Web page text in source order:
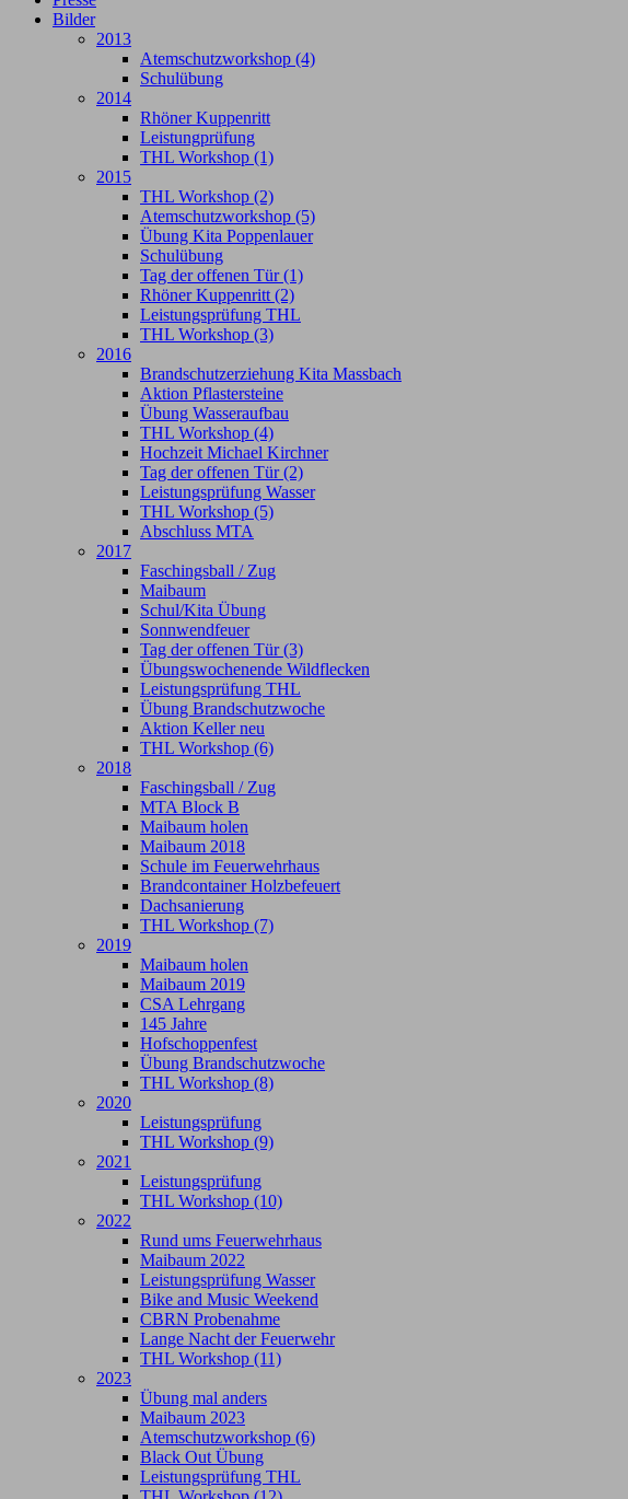
Bilder
2013
Atemschutzworkshop (4)
Schulübung
2014
Rhöner Kuppenritt
Leistungprüfung
THL Workshop (1)
2015
THL Workshop (2)
Atemschutzworkshop (5)
Übung Kita Poppenlauer
Schulübung
Tag der offenen Tür (1)
Rhöner Kuppenritt (2)
Leistungsprüfung THL
THL Workshop (3)
2016
Brandschutzerziehung Kita Massbach
Aktion Pflastersteine
Übung Wasseraufbau
THL Workshop (4)
Hochzeit Michael Kirchner
Tag der offenen Tür (2)
Leistungsprüfung Wasser
THL Workshop (5)
Abschluss MTA
2017
Faschingsball / Zug
Maibaum
Schul/Kita Übung
Sonnwendfeuer
Tag der offenen Tür (3)
Übungswochenende Wildflecken
Leistungsprüfung THL
Übung Brandschutzwoche
Aktion Keller neu
THL Workshop (6)
2018
Faschingsball / Zug
MTA Block B
Maibaum holen
Maibaum 2018
Schule im Feuerwehrhaus
Brandcontainer Holzbefeuert
Dachsanierung
THL Workshop (7)
2019
Maibaum holen
Maibaum 2019
CSA Lehrgang
145 Jahre
Hofschoppenfest
Übung Brandschutzwoche
THL Workshop (8)
2020
Leistungsprüfung
THL Workshop (9)
2021
Leistungsprüfung
THL Workshop (10)
2022
Rund ums Feuerwehrhaus
Maibaum 2022
Leistungsprüfung Wasser
Bike and Music Weekend
CBRN Probenahme
Lange Nacht der Feuerwehr
THL Workshop (11)
2023
Übung mal anders
Maibaum 2023
Atemschutzworkshop (6)
Black Out Übung
Leistungsprüfung THL